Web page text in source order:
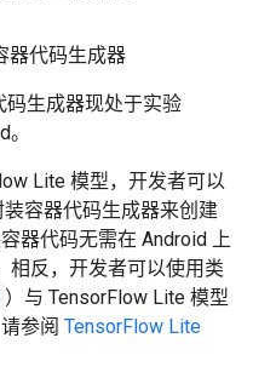
器代码生成器
码生成器现处于实验
Lite 模型，开发者可以
容器代码生成器来创建
器代码无需在 Android 上
相反，开发者可以使用类
）与 TensorFlow Lite 模型
参阅 TensorFlow Lite